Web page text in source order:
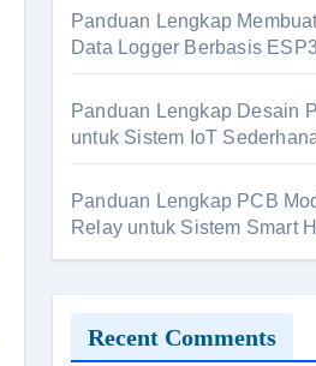
Panduan Lengkap
Data Logger Berbasis
Panduan Lengkap Desain
untuk Sistem IoT
Panduan Lengkap PCB
Relay untuk Sistem Smart
Recent Comments